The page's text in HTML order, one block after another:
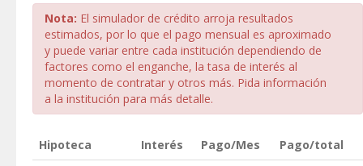
Nota: El simulador de crédito arroja resultados
estimados, por lo que el pago mensual es aproximado
y puede variar entre cada institución dependiendo de
factores como el enganche, la tasa de interés al
momento de contratar y otros más. Pida información
a la institución para más detalle.
Hipoteca Interés Pago/Mes
Pago/total